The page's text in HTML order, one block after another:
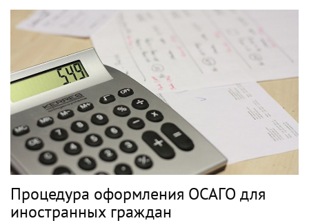
Процедура оформления ОСАГО для
иностранных граждан